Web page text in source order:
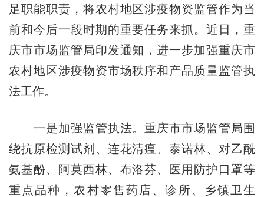
足职能职责，将农村地区涉疫物资监管作为当
前和今后一段时期的重要任务来抓。近日，重
庆市市场监管局印发通知，进一步加强重庆市
农村地区涉疫物资市场秩序和产品质量监管执
法工作。
一是加强监管执法。重庆市市场监管局围
绕抗原检测试剂、连花清瘟、泰诺林、对乙酰
氨基酚、阿莫西林、布洛芬、医用防护口罩等
重点品种，农村零售药店、诊所、乡镇卫生